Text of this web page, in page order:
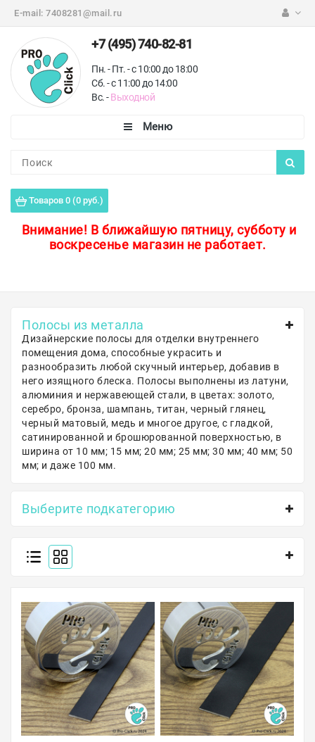
E-mail: 7408281@mail.ru
+7 (495) 740-82-81
Пн. - Пт. - с 10:00 до 18:00
Сб. - с 11:00 до 14:00
Вс. -Выходной
Товаров 0 (0 руб.)
Внимание! В ближайшую пятницу, субботу и
воскресенье магазин не работает.
Пороги для пола
Защитные уголки
Полосы из металла
Плинтуса
Профили для стекла и SPC
Обводы для труб
Алюминиевые профили
Садовая мебель
Доставка
Контакты
Акции
Полосы из металла
Дизайнерские полосы для отделки внутреннего
помещения дома, способные украсить и
разнообразить любой скучный интерьер, добавив в
него изящного блеска. Полосы выполнены из латуни,
алюминия и нержавеющей стали, в цветах: золото,
серебро, бронза, шампань, титан, черный глянец,
черный матовый, медь и многое другое, с гладкой,
сатинированной и брошюрованной поверхностью, в
ширина от 10 мм; 15 мм; 20 мм; 25 мм; 30 мм; 40 мм; 50
мм; и даже 100 мм.
Выберите подкатегорию